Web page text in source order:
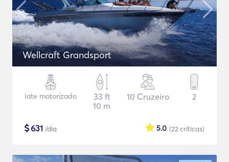
Wellcraft Grandsport
Iate motorizado
33 ft
10 m
10 Cruzeiro 2
$631 /dia (22 críticas)
5.0